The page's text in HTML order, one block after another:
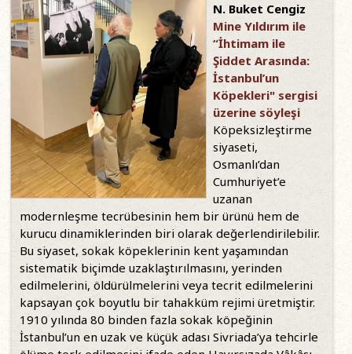
N. Buket Cengiz
Mine Yıldırım ile
“İhtimam ile
Şiddet Arasında:
İstanbul’un
Köpekleri" sergisi
üzerine söyleşi
Köpeksizleştirme
siyaseti,
Osmanlı’dan
Cumhuriyet’e
uzanan
modernleşme tecrübesinin hem bir ürünü hem de
kurucu dinamiklerinden biri olarak değerlendirilebilir.
Bu siyaset, sokak köpeklerinin kent yaşamından
sistematik biçimde uzaklaştırılmasını, yerinden
edilmelerini, öldürülmelerini veya tecrit edilmelerini
kapsayan çok boyutlu bir tahakküm rejimi üretmiştir.
1910 yılında 80 binden fazla sokak köpeğinin
İstanbul’un en uzak ve küçük adası Sivriada’ya tehcirle